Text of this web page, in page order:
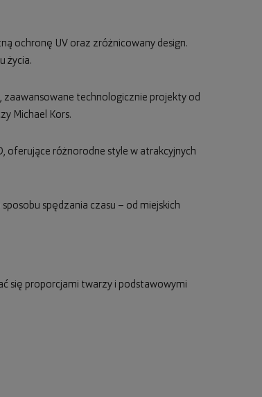
ochronę UV oraz zróżnicowany design.
życia.
zaawansowane technologicznie projekty od
Michael Kors.
oferujące różnorodne style w atrakcyjnych
spędzania czasu – od miejskich
się proporcjami twarzy i podstawowymi